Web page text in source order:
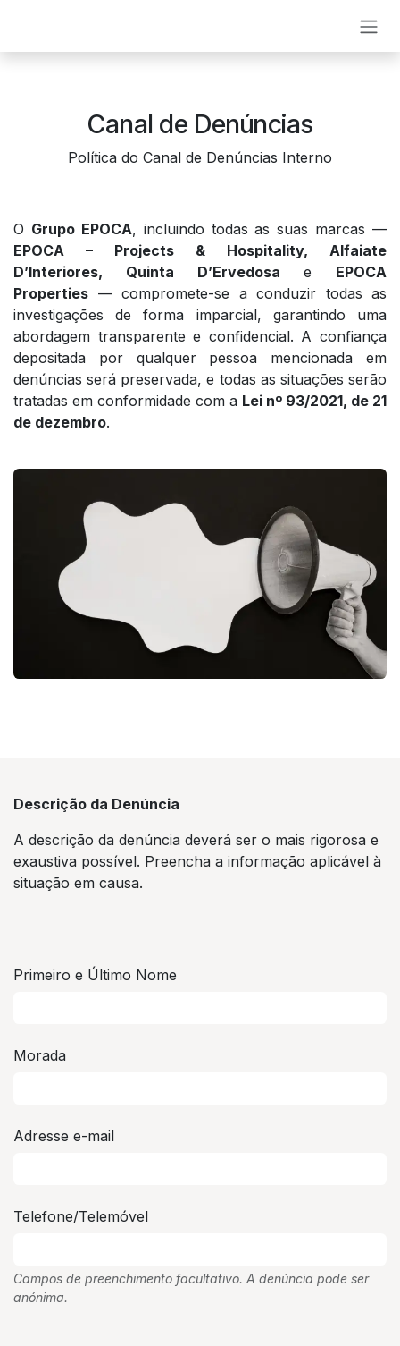
Canal de Denúncias
Política do Canal de Denúncias Interno
O Grupo EPOCA, incluindo todas as suas marcas —
EPOCA – Projects & Hospitality, Alfaiate
D’Interiores, Quinta D’Ervedosa e EPOCA
Properties — compromete-se a conduzir todas as
investigações de forma imparcial, garantindo uma
abordagem transparente e confidencial. A confiança
depositada por qualquer pessoa mencionada em
denúncias será preservada, e todas as situações serão
tratadas em conformidade com a Lei nº 93/2021, de 21
de dezembro.
Descrição da Denúncia
A descrição da denúncia deverá ser o mais rigorosa e
exaustiva possível. Preencha a informação aplicável à
situação em causa.
Primeiro e Último Nome
Morada
Adresse e-mail
Telefone/Telemóvel
Campos de preenchimento facultativo. A denúncia pode ser
anónima.